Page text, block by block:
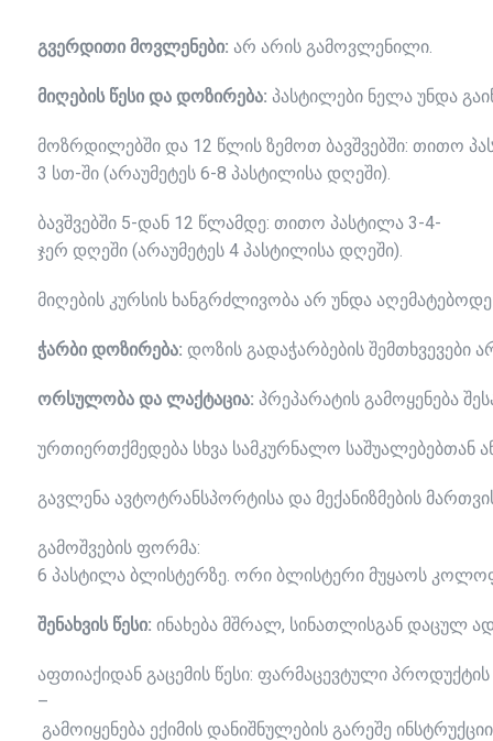
გვერდითი მოვლენები: არ არის გამოვლენილი.
მიღების წესი და დოზირება: პასტილები ნელა უნდა
მოზრდილებში და 12 წლის ზემოთ ბავშვებში: თითო
3 სთ-ში (არაუმეტეს 6-8 პასტილისა დღეში).
ბავშვებში 5-დან 12 წლამდე: თითო პასტილა 3-4-
ჯერ დღეში (არაუმეტეს 4 პასტილისა დღეში).
მიღების კურსის ხანგრძლივობა არ უნდა
ჭარბი დოზირება: დოზის გადაჭარბების შემთხვევები
ორსულობა და ლაქტაცია: პრეპარატის გამოყენება
ურთიერთქმედება სხვა სამკურნალო საშუალებებთან
გავლენა ავტოტრანსპორტისა და მექანიზმების
გამოშვების ფორმა:
6 პასტილა ბლისტერზე. ორი ბლისტერი მუყაოს
შენახვის წესი: ინახება მშრალ, სინათლისგან დაცულ
აფთიაქიდან გაცემის წესი: ფარმაცევტული პროდუქტის
–
გამოიყენება ექიმის დანიშნულების გარეშე